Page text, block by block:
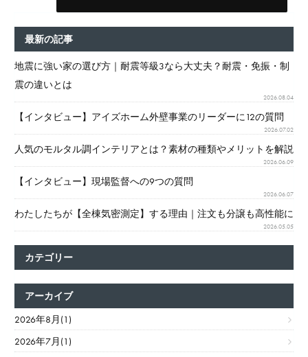
最新の記事
地震に強い家の選び方｜耐震等級3なら大丈夫？耐震・免振・制
震の違いとは
2026.08.04
【インタビュー】アイズホーム外壁事業のリーダーに12の質問
2026.07.02
人気のモルタル調インテリアとは？素材の種類やメリットを解説
2026.06.09
【インタビュー】現場監督への9つの質問
2026.06.07
わたしたちが【全棟気密測定】する理由｜注文も分譲も高性能に
2026.05.05
カテゴリー
アーカイブ
2026年8月(1)
2026年7月(1)